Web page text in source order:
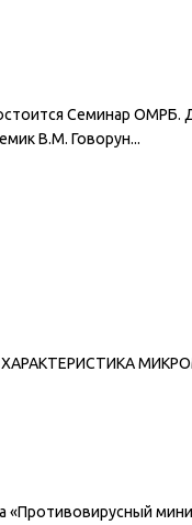
Семинар ОМРБ.
В.М. Говорун...
И ХАРАКТЕРИСТИКА
«Противовирусный